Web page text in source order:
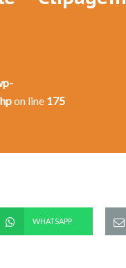
on line 175
WHATSAPP